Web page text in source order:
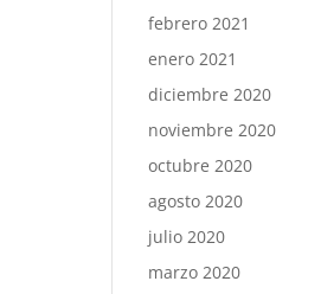
febrero 2021
enero 2021
diciembre 2020
noviembre 2020
octubre 2020
agosto 2020
julio 2020
marzo 2020